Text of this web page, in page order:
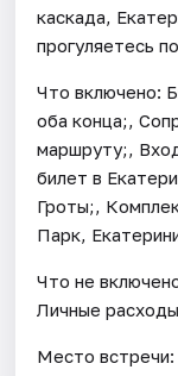
каскада,
прогуляетесь
Что включено:
оба конца;,
маршруту;,
билет в
Гроты;,
Парк,
Что не
Личные
Место